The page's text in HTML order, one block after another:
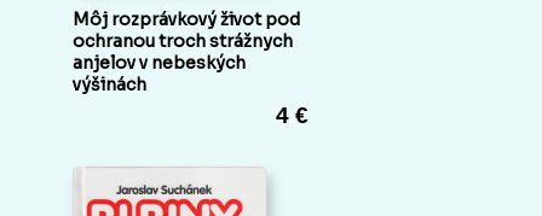
Môj rozprávkový život pod
ochranou troch strážnych
anjelov v nebeských
výšinách
4 €